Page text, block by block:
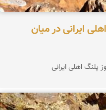
ایرانی در میان